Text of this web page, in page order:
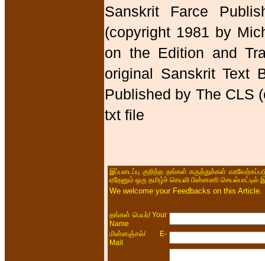
Sanskrit Farce
(copyright 1981 by
on the Edition and
original Sanskrit Text
Published by The CLS
txt file
இப்படைப்பு குறித்த தங்கள் கருத்துக்கள்
ஏதேனும் ஒரு தமிழ்ச் செயலி பின்னணி செயல்பாட்டில்
We welcome your Feedbacks on this
தங்கள் பெயர்/ Your
Name
மின்னஞ்சல்/ E-
Mail